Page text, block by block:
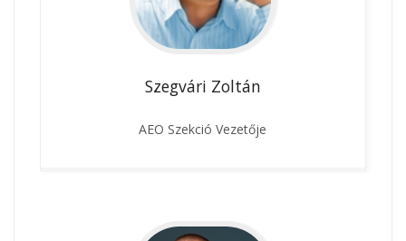
Szegvári Zoltán
AEO Szekció Vezetője